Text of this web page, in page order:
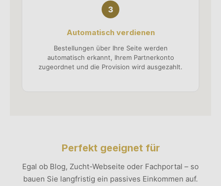
Automatisch verdienen
Bestellungen über Ihre Seite werden
automatisch erkannt, Ihrem Partnerkonto
zugeordnet und die Provision wird ausgezahlt.
Perfekt geeignet für
Egal ob Blog, Zucht-Webseite oder Fachportal – so
bauen Sie langfristig ein passives Einkommen auf.